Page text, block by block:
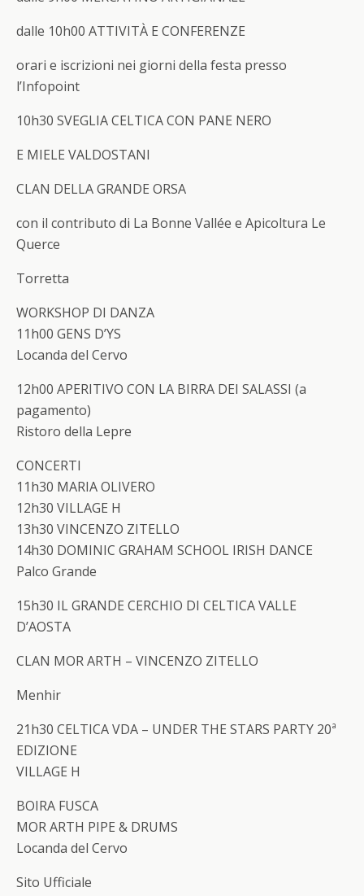
dalle 10h00 ATTIVITÀ E CONFERENZE
orari e iscrizioni nei giorni della festa presso
l’Infopoint
10h30 SVEGLIA CELTICA CON PANE NERO
E MIELE VALDOSTANI
CLAN DELLA GRANDE ORSA
con il contributo di La Bonne Vallée e Apicoltura Le
Querce
Torretta
WORKSHOP DI DANZA
11h00 GENS D’YS
Locanda del Cervo
12h00 APERITIVO CON LA BIRRA DEI SALASSI (a
pagamento)
Ristoro della Lepre
CONCERTI
11h30 MARIA OLIVERO
12h30 VILLAGE H
13h30 VINCENZO ZITELLO
14h30 DOMINIC GRAHAM SCHOOL IRISH DANCE
Palco Grande
15h30 IL GRANDE CERCHIO DI CELTICA VALLE
D’AOSTA
CLAN MOR ARTH – VINCENZO ZITELLO
Menhir
21h30 CELTICA VDA – UNDER THE STARS PARTY 20ª
EDIZIONE
VILLAGE H
BOIRA FUSCA
MOR ARTH PIPE & DRUMS
Locanda del Cervo
Sito Ufficiale